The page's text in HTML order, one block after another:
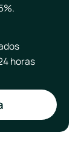
horas